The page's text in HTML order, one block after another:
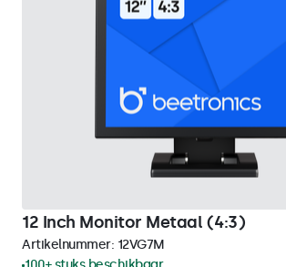
12 Inch Monitor Metaal (4:3)
Artikelnummer: 12VG7M